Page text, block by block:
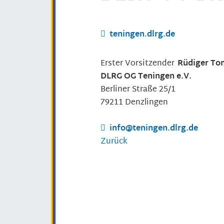
teningen.dlrg.de
Erster Vorsitzender Rüdiger
DLRG OG Teningen e.V.
Berliner Straße 25/1
79211 Denzlingen
info@teningen.dlrg.de
Zurück